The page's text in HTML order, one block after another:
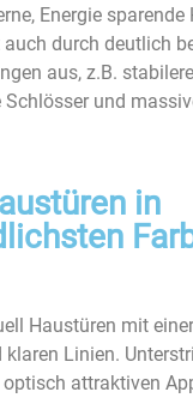
Energie sparende
durch deutlich
aus, z.B.
und
in
Haustüren mit
klaren Linien.
attraktiven